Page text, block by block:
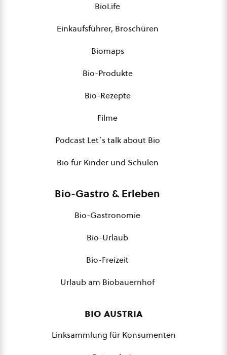
BioLife
Einkaufsführer, Broschüren
Biomaps
Bio-Produkte
Bio-Rezepte
Filme
Podcast Let´s talk about Bio
Bio für Kinder und Schulen
Bio-Gastro & Erleben
Bio-Gastronomie
Bio-Urlaub
Bio-Freizeit
Urlaub am Biobauernhof
bio austria
Linksammlung für Konsumenten